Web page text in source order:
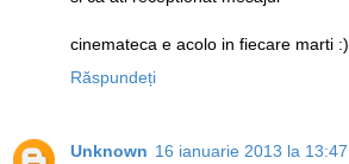
cinemateca e acolo in fiecare marti :)
Răspundeți
Unknown 16 ianuarie 2013 la 13:47